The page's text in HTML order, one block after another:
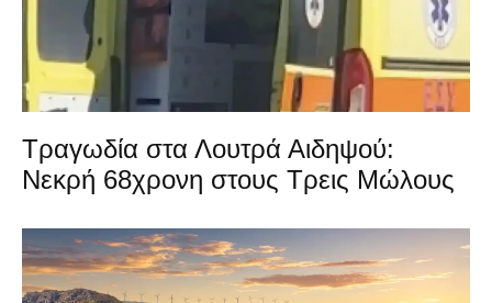
Τραγωδία στα Λουτρά Αιδηψού:
Νεκρή 68χρονη στους Τρεις Μώλους